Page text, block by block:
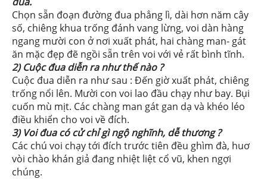
Chọn sẵn đoạn đường đua phẳng lì, dài hơn năm cây
số, chiêng khua trống đánh vang lừng, voi dàn hàng
ngang mười con ở nơi xuất phát, hai chàng man- gát
ăn mặc đẹp đẽ ngồi sẵn trên voi với vẻ rất bình tĩnh.
2) Cuộc đua diễn ra như thế nào ?
Cuộc đua diễn ra như sau : Đến giờ xuất phát, chiêng
trống nổi lên. Mười con voi lao đầu chạy như bay. Bụi
cuốn mù mịt. Các chàng man gát gan dạ và khéo léo
điều khiển cho voi về đích.
3) Voi đua có cử chỉ gì ngộ nghĩnh, dễ thương ?
Các chú voi chạy tới đích trước tiên đều ghìm đà, huơ
vòi chào khán giả đang nhiệt liệt cổ vũ, khen ngợi
chúng.